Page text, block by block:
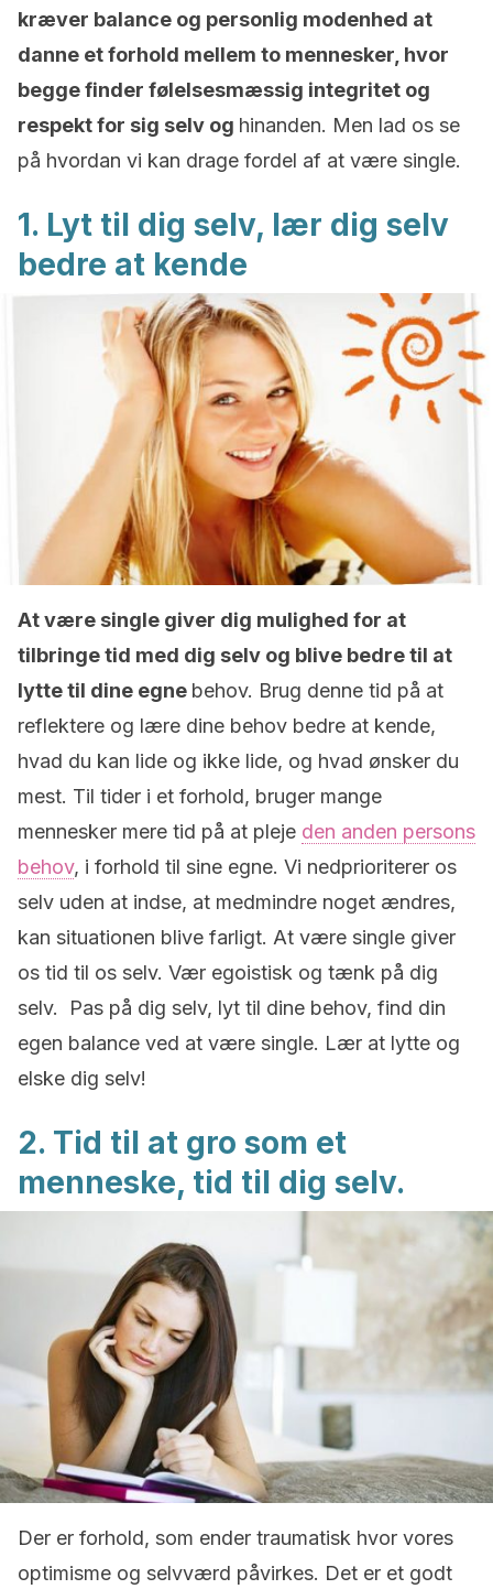
kræver balance og personlig modenhed at
danne et forhold mellem to mennesker, hvor
begge finder følelsesmæssig integritet og
respekt for sig selv og hinanden. Men lad os se
på hvordan vi kan drage fordel af at være single.
1. Lyt til dig selv, lær dig selv
bedre at kende
At være single giver dig mulighed for at
tilbringe tid med dig selv og blive bedre til at
lytte til dine egne behov. Brug denne tid på at
reflektere og lære dine behov bedre at kende,
hvad du kan lide og ikke lide, og hvad ønsker du
mest. Til tider i et forhold, bruger mange
mennesker mere tid på at pleje den anden persons
behov, i forhold til sine egne. Vi nedprioriterer os
selv uden at indse, at medmindre noget ændres,
kan situationen blive farligt. At være single giver
os tid til os selv. Vær egoistisk og tænk på dig
selv. Pas på dig selv, lyt til dine behov, find din
egen balance ved at være single. Lær at lytte og
elske dig selv!
2. Tid til at gro som et
menneske, tid til dig selv.
Der er forhold, som ender traumatisk hvor vores
optimisme og selvværd påvirkes. Det er et godt